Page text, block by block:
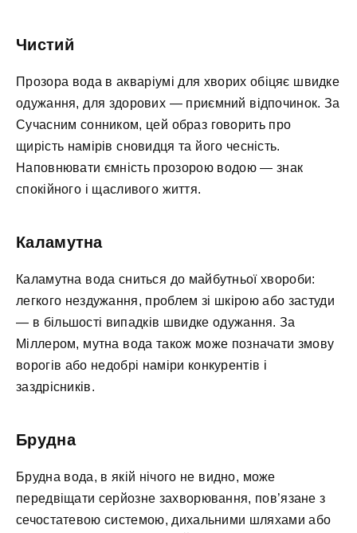
Чистий
Прозора вода в акваріумі для хворих обіцяє швидке
одужання, для здорових — приємний відпочинок. За
Сучасним сонником, цей образ говорить про
щирість намірів сновидця та його чесність.
Наповнювати ємність прозорою водою — знак
спокійного і щасливого життя.
Каламутна
Каламутна вода сниться до майбутньої хвороби:
легкого нездужання, проблем зі шкірою або застуди
— в більшості випадків швидке одужання. За
Міллером, мутна вода також може позначати змову
ворогів або недобрі наміри конкурентів і
заздрісників.
Брудна
Брудна вода, в якій нічого не видно, може
передвіщати серйозне захворювання, пов’язане з
сечостатевою системою, дихальними шляхами або